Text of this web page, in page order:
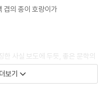
겹의 종이 호랑이가
한 사실 보도에 두듯, 좋은 문학의
읽는 이에 따라 다양한 이해를
예를 우리는 진은영의 시와 더불
보기